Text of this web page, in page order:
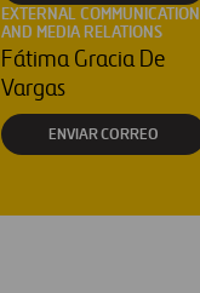
EXTERNAL COMMUNICATION
AND MEDIA RELATIONS
Fátima Gracia De
Vargas
ENVIAR CORREO